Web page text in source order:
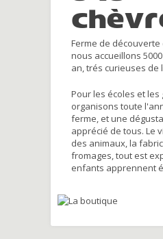
Ferme de
nous accueillons
an, trés curieuses de
Pour les écoles et
organisons toute
ferme, et une
apprécié de tous. Le
des animaux, la
fromages, tout est
enfants apprennent